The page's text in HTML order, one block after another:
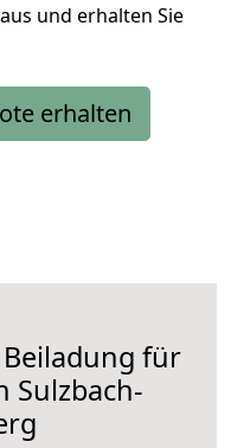
und erhalten Sie
erhalten
für
Sulzbach-